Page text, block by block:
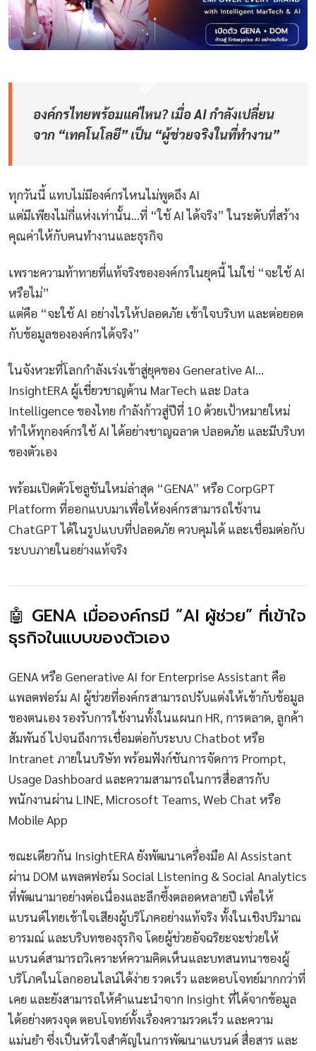
องค์กรไทยพร้อมแค่ไหน? เมื่อ AI กำลังเปลี่ยน
จาก “เทคโนโลยี” เป็น “ผู้ช่วยจริงในที่ทำงาน”
ทุกวันนี้ แทบไม่มีองค์กรไหนไม่พูดถึง AI
แต่มีเพียงไม่กี่แห่งเท่านั้น…ที่ “ใช้ AI ได้จริง” ในระดับที่สร้าง
คุณค่าให้กับคนทำงานและธุรกิจ
เพราะความท้าทายที่แท้จริงขององค์กรในยุคนี้ ไม่ใช่ “จะใช้ AI
หรือไม่”
แต่คือ “จะใช้ AI อย่างไรให้ปลอดภัย เข้าใจบริบท และต่อยอด
กับข้อมูลขององค์กรได้จริง”
ในจังหวะที่โลกกำลังเร่งเข้าสู่ยุคของ Generative AI…
InsightERA ผู้เชี่ยวชาญด้าน MarTech และ Data
Intelligence ของไทย กำลังก้าวสู่ปีที่ 10 ด้วยเป้าหมายใหม่
ทำให้ทุกองค์กรใช้ AI ได้อย่างชาญฉลาด ปลอดภัย และมีบริบท
ของตัวเอง
พร้อมเปิดตัวโซลูชันใหม่ล่าสุด “GENA” หรือ CorpGPT
Platform ที่ออกแบบมาเพื่อให้องค์กรสามารถใช้งาน
ChatGPT ได้ในรูปแบบที่ปลอดภัย ควบคุมได้ และเชื่อมต่อกับ
ระบบภายในอย่างแท้จริง
🤖 GENA เมื่อองค์กรมี “AI ผู้ช่วย” ที่เข้าใจ
ธุรกิจในแบบของตัวเอง
GENA หรือ Generative AI for Enterprise Assistant คือ
แพลตฟอร์ม AI ผู้ช่วยที่องค์กรสามารถปรับแต่งให้เข้ากับข้อมูล
ของตนเอง รองรับการใช้งานทั้งในแผนก HR, การตลาด, ลูกค้า
สัมพันธ์ ไปจนถึงการเชื่อมต่อกับระบบ Chatbot หรือ
Intranet ภายในบริษัท พร้อมฟังก์ชันการจัดการ Prompt,
Usage Dashboard และความสามารถในการสื่อสารกับ
พนักงานผ่าน LINE, Microsoft Teams, Web Chat หรือ
Mobile App
ขณะเดียวกัน InsightERA ยังพัฒนาเครื่องมือ AI Assistant
ผ่าน DOM แพลตฟอร์ม Social Listening & Social Analytics
ที่พัฒนามาอย่างต่อเนื่องและลึกซึ้งตลอดหลายปี เพื่อให้
แบรนด์ไทยเข้าใจเสียงผู้บริโภคอย่างแท้จริง ทั้งในเชิงปริมาณ
อารมณ์ และบริบทของธุรกิจ โดยผู้ช่วยอัจฉริยะจะช่วยให้
แบรนด์สามารถวิเคราะห์ความคิดเห็นและบทสนทนาของผู้
บริโภคในโลกออนไลน์ได้ง่าย รวดเร็ว และตอบโจทย์มากกว่าที่
เคย และยังสามารถให้คำแนะนำจาก Insight ที่ได้จากข้อมูล
ได้อย่างตรงจุด ตอบโจทย์ทั้งเรื่องความรวดเร็ว และความ
แม่นยำ ซึ่งเป็นหัวใจสำคัญในการพัฒนาแบรนด์ สื่อสาร และ